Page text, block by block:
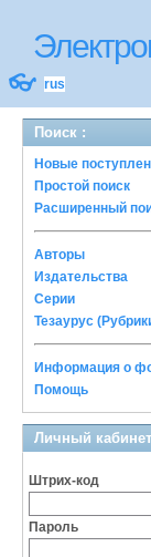
👓 rus
Поиск :
Новые
Простой поиск
Расширенный
Авторы
Издательства
Серии
Тезаурус
Информация о
Помощь
Личный
Штрих-код
Пароль